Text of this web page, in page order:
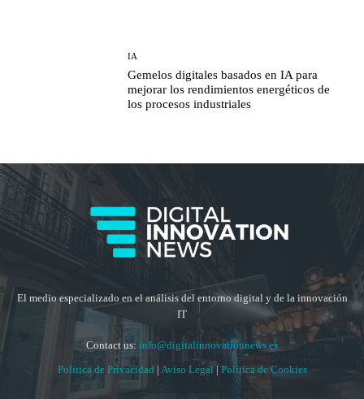
IA
Gemelos digitales basados en IA para
mejorar los rendimientos energéticos de
los procesos industriales
El medio especializado en el análisis del entorno digital y de la innovación
IT
Contact us: info@digitalinnovationnews.es
Política de Privacidad | Aviso Legal | Política de Cookies